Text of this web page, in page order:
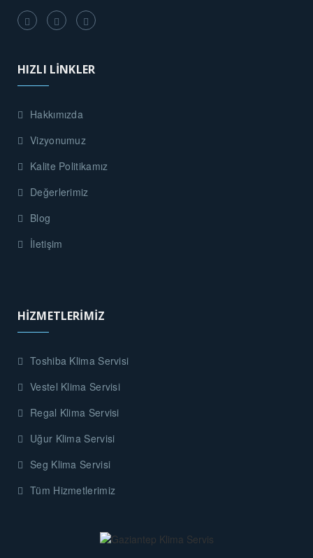
HIZLI LİNKLER
Hakkımızda
Vizyonumuz
Kalite Politikamız
Değerlerimiz
Blog
İletişim
HİZMETLERİMİZ
Toshiba Klima Servisi
Vestel Klima Servisi
Regal Klima Servisi
Uğur Klima Servisi
Seg Klima Servisi
Tüm Hizmetlerimiz